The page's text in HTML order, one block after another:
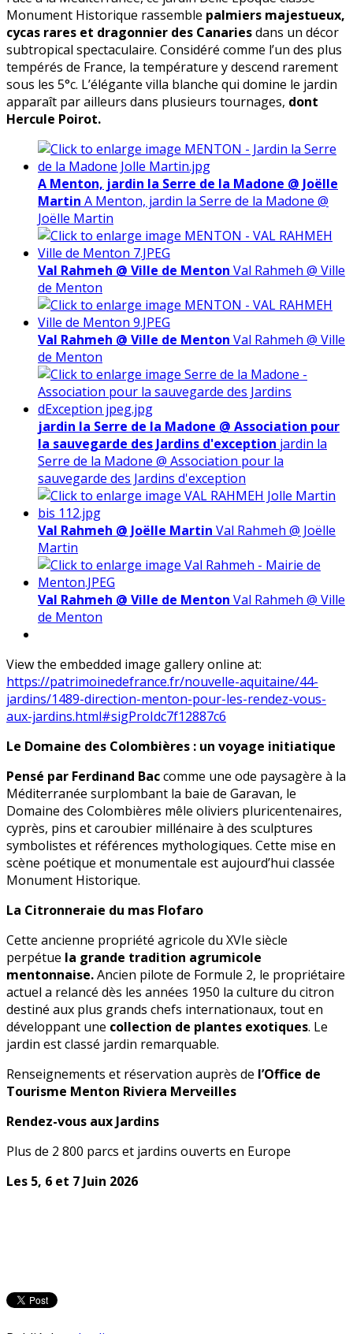
Monument Historique rassemble palmiers majestueux,
cycas rares et dragonnier des Canariesdans un décor
subtropical spectaculaire. Considéré comme l’un des plus
tempérés de France, la température y descend rarement
sous les 5°c. L’élégante villa blanche qui domine le jardin
apparaît par ailleurs dans plusieurs tournages, dont
Hercule Poirot.
A Menton, jardin la Serre de la Madone @ Joëlle
Martin A Menton, jardin la Serre de la Madone @
Joëlle Martin
Val Rahmeh @ Ville de Menton Val Rahmeh @ Ville
de Menton
Val Rahmeh @ Ville de Menton Val Rahmeh @ Ville
de Menton
jardin la Serre de la Madone @ Association pour
la sauvegarde des Jardins d'exception jardin la
Serre de la Madone @ Association pour la
sauvegarde des Jardins d'exception
Val Rahmeh @ Joëlle Martin Val Rahmeh @ Joëlle
Martin
Val Rahmeh @ Ville de Menton Val Rahmeh @ Ville
de Menton
View the embedded image gallery online at:
https://patrimoinedefrance.fr/nouvelle-aquitaine/44-
jardins/1489-direction-menton-pour-les-rendez-vous-
aux-jardins.html#sigProIdc7f12887c6
Le Domaine des Colombières : un voyage initiatique
Pensé par Ferdinand Baccomme une ode paysagère à la
Méditerranée surplombant la baie de Garavan, le
Domaine des Colombières mêle oliviers pluricentenaires,
cyprès, pins et caroubier millénaire à des sculptures
symbolistes et références mythologiques. Cette mise en
scène poétique et monumentale est aujourd’hui classée
Monument Historique.
La Citronneraie du mas Flofaro
Cette ancienne propriété agricole du XVIe siècle
perpétue la grande tradition agrumicole
mentonnaise.Ancien pilote de Formule 2, le propriétaire
actuel a relancé dès les années 1950 la culture du citron
destiné aux plus grands chefs internationaux, tout en
développant une collection de plantes exotiques. Le
jardin est classé jardin remarquable.
Renseignements et réservation auprès de l’Office de
Tourisme Menton Riviera Merveilles
Rendez-vous aux Jardins
Plus de 2 800 parcs et jardins ouverts en Europe
Les 5, 6 et 7 Juin 2026